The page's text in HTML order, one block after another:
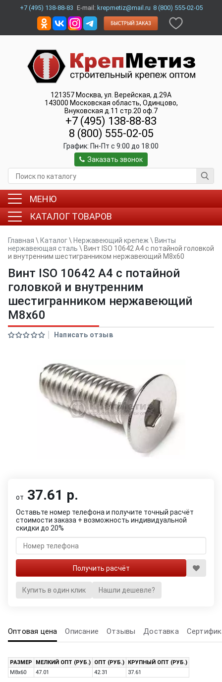
+7 (495) 138-88-83 E-mail: krepmetiz@mail.ru 8 (800) 555-02-05
121357 Москва, ул. Верейская, д.29А
143000 Московская область, Одинцово,
Внуковская д.11 стр.20 оф.7
+7 (495) 138-88-83
8 (800) 555-02-05
График: Пн-Пт c 9:00 до 18:00
Заказать звонок
МЕНЮ
КАТАЛОГ ТОВАРОВ
Главная \ Каталог\ Нержавеющий крепеж \ Винты
нержавеющая сталь \ Винт ISO 10642 A4 с потайной головкой
и внутренним шестигранником нержавеющий M8x60
Винт ISO 10642 A4 с потайной
головкой и внутренним
шестигранником нержавеющий
M8x60
Написать отзыв
от 37.61 р.
Оставьте номер телефона и получите точный расчёт
стоимости заказа + возможность индивидуальной
скидки до 20%
Купить в один клик Нашли дешевле?
Оптовая цена Описание Отзывы Доставка
РАЗМЕР МЕЛКИЙ ОПТ (РУБ.) ОПТ (РУБ.)
КРУПНЫЙ ОПТ (РУБ.)
M8x60
47.01 42.31 37.61